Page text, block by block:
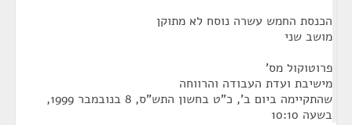
הכנסת החמש עשרה נוסח לא מתוקן
מושב שני
פרוטוקול מס'
מישיבת ועדת העבודה והרווחה
שהתקיימה ביום ב', כ"ט בחשון התש"ס, 8 בנובמבר 1999,
בשעה 10:10